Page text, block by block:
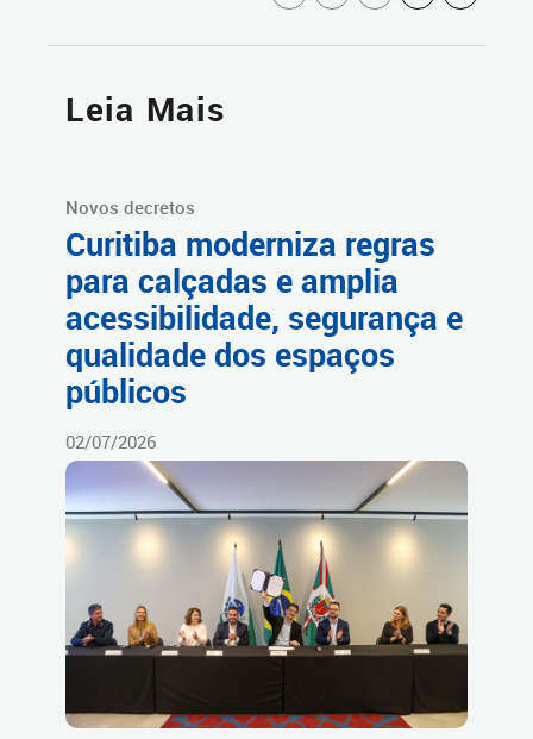
Leia Mais
Novos decretos
Curitiba moderniza regras
para calçadas e amplia
acessibilidade, segurança e
qualidade dos espaços
públicos
02/07/2026